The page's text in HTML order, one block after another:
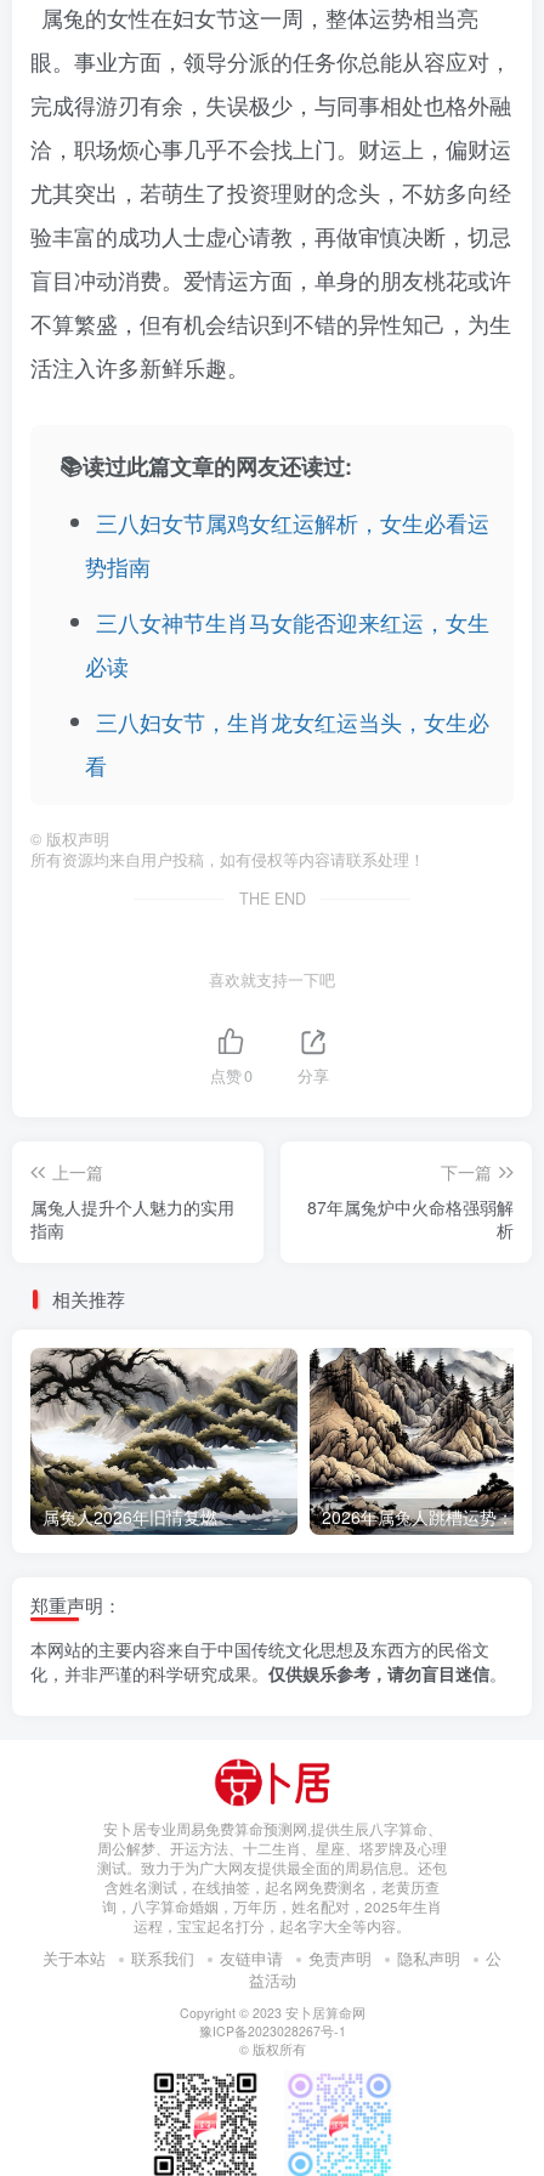
属兔的女性在妇女节这一周，整体运势相当亮
眼。事业方面，领导分派的任务你总能从容应对，
完成得游刃有余，失误极少，与同事相处也格外融
洽，职场烦心事几乎不会找上门。财运上，偏财运
尤其突出，若萌生了投资理财的念头，不妨多向经
验丰富的成功人士虚心请教，再做审慎决断，切忌
盲目冲动消费。爱情运方面，单身的朋友桃花或许
不算繁盛，但有机会结识到不错的异性知己，为生
活注入许多新鲜乐趣。
📚读过此篇文章的网友还读过:
三八妇女节属鸡女红运解析，女生必看运
势指南
三八女神节生肖马女能否迎来红运，女生
必读
三八妇女节，生肖龙女红运当头，女生必
看
© 版权声明
所有资源均来自用户投稿，如有侵权等内容请联系处理！
THE END
喜欢就支持一下吧
点赞0 分享
上一篇
属兔人提升个人魅力的实用
指南
下一篇
87年属兔炉中火命格强弱解
析
相关推荐
属兔人2026年旧情复燃
郑重声明：
本网站的主要内容来自于中国传统文化思想及东西方的民俗文
化，并非严谨的科学研究成果。 仅供娱乐参考，请勿盲目迷信。
安卜居专业周易免费算命预测网,提供生辰八字算命、
周公解梦、开运方法、十二生肖、星座、塔罗牌及心理
测试。致力于为广大网友提供最全面的周易信息。还包
含姓名测试，在线抽签，起名网免费测名，老黄历查
询，八字算命婚姻，万年历，姓名配对，2025年生肖
运程，宝宝起名打分，起名字大全等内容。
关于本站 联系我们 友链申请 免责声明 隐私声明
公
益活动
Copyright © 2023 安卜居算命网
豫ICP备2023028267号-1
© 版权所有